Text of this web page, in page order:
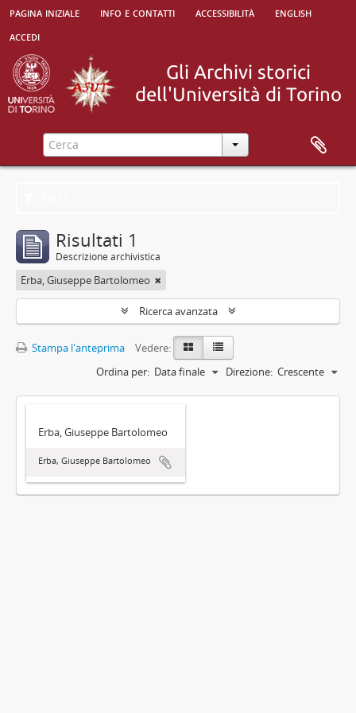
pagina iniziale info e contatti accessibilità
english
accedi
Risultati 1
Descrizione archivistica
Erba, Giuseppe Bartolomeo
Ricerca avanzata
Stampa l'anteprima
Vedere:
Ordina per: Data finale Direzione: Crescente
Erba, Giuseppe Bartolomeo
Erba, Giuseppe Bartolomeo